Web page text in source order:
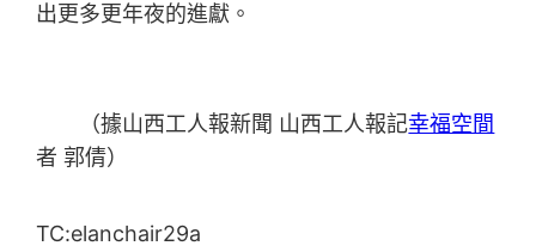
出更多更年夜的進獻。
（據山西工人報新聞 山西工人報記幸福空間
者 郭倩）
TC:elanchair29a